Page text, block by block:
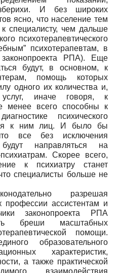
И без широких
ясно, что население тем
специалисту, чем дальше
психотерапевтического
психотерапевтам, в
законопроекта РПА). Еще
будут, в основном, к
помощь которых
одного их количества и,
услуг, иначе говоря, к
менее всего способны к
психического
к ним лиц. И было бы
все без исключения
направляться на
Скорее всего,
к психиатру станет
специалисты больше не
разрешая
профессии ассистентам и
законопроекта РПА
бреши масштабных
помощи.
образовательного
характеристик,
а также практической